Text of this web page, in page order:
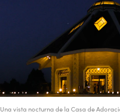
Una vista nocturna de la Casa de